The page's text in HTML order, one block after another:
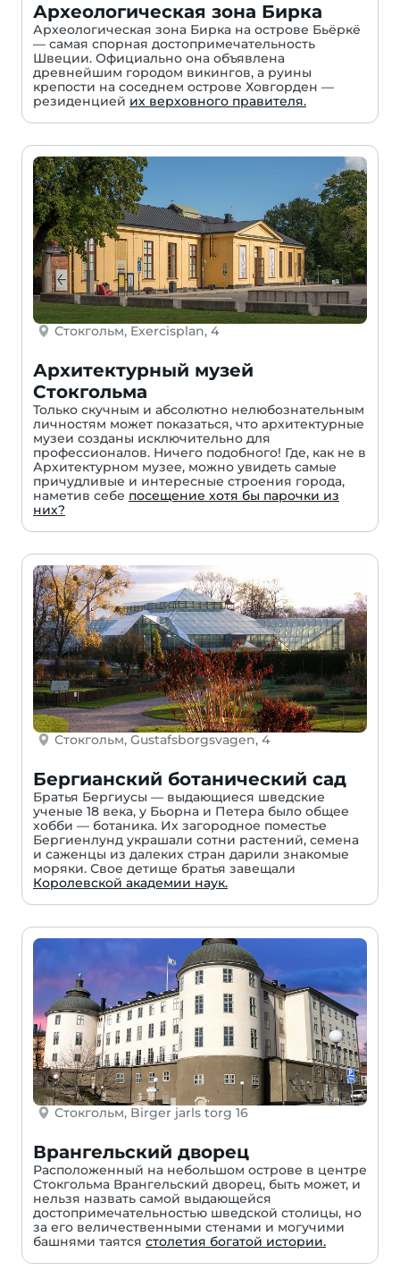
Археологическая зона Бирка
Археологическая зона Бирка на острове Бьёркё
— самая спорная достопримечательность
Швеции. Официально она объявлена
древнейшим городом викингов, а руины
крепости на соседнем острове Ховгорден —
резиденцией их верховного правителя.
Стокгольм, Exercisplan, 4
Архитектурный музей
Стокгольма
Только скучным и абсолютно нелюбознательным
личностям может показаться, что архитектурные
музеи созданы исключительно для
профессионалов. Ничего подобного! Где, как не в
Архитектурном музее, можно увидеть самые
причудливые и интересные строения города,
наметив себе посещение хотя бы парочки из
них?
Стокгольм, Gustafsborgsvagen, 4
Бергианский ботанический сад
Братья Бергиусы — выдающиеся шведские
ученые 18 века, у Бьорна и Петера было общее
хобби — ботаника. Их загородное поместье
Бергиенлунд украшали сотни растений, семена
и саженцы из далеких стран дарили знакомые
моряки. Свое детище братья завещали
Королевской академии наук.
Стокгольм, Birger jarls torg 16
Врангельский дворец
Расположенный на небольшом острове в центре
Стокгольма Врангельский дворец, быть может, и
нельзя назвать самой выдающейся
достопримечательностью шведской столицы, но
за его величественными стенами и могучими
башнями таятся столетия богатой истории.